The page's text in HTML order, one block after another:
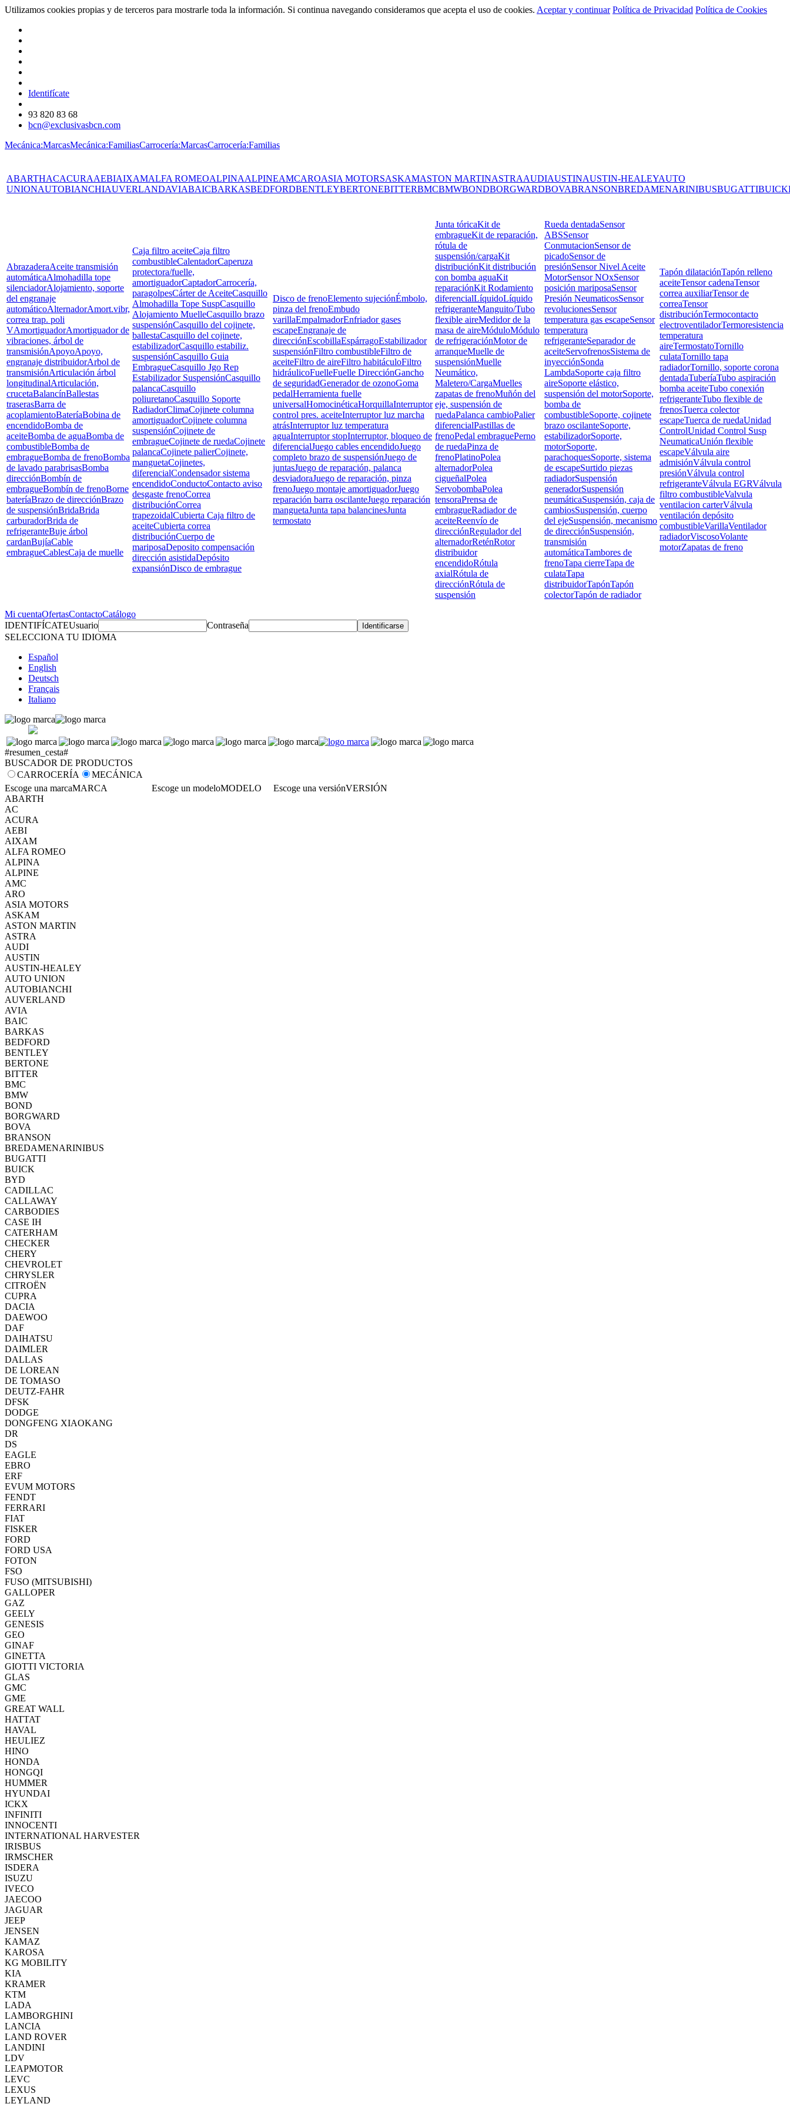
Utilizamos cookies propias y de terceros para mostrarle toda la información. Si continua navegando consideramos que acepta el uso de cookies. Aceptar y continuar Política de Privacidad Política de Cookies
Identifícate
93 820 83 68
bcn@exclusivasbcn.com
Mecánica:MarcasMecánica:FamiliasCarrocería:MarcasCarrocería:Familias
ABARTHACACURAAEBIAIXAMALFA ROMEOALPINAALPINEAMCAROASIA MOTORSASKAMASTON MARTINASTRAAUDIAUSTINAUSTIN-HEALEYAUTO
UNIONAUTOBIANCHIAUVERLANDAVIABAICBARKASBEDFORDBENTLEYBERTONEBITTERBMCBMWBONDBORGWARDBOVABRANSONBREDAMENARINIBUSBUGATTIBUICK
AbrazaderaAceite transmisión
automáticaAlmohadilla tope
silenciadorAlojamiento, soporte
del engranaje
automáticoAlternadorAmort.vibr,
correa trap. poli
VAmortiguadorAmortiguador de
vibraciones, árbol de
transmisiónApoyoApoyo,
engranaje distribuidorArbol de
transmisiónArticulación árbol
longitudinalArticulación,
crucetaBalancínBallestas
traserasBarra de
acoplamientoBateríaBobina de
encendidoBomba de
aceiteBomba de aguaBomba de
combustibleBomba de
embragueBomba de frenoBomba
de lavado parabrisasBomba
direcciónBombín de
embragueBombín de frenoBorne
bateríaBrazo de direcciónBrazo
de suspensiónBridaBrida
carburadorBrida de
refrigeranteBuje árbol
cardanBujíaCable
embragueCablesCaja de muelle
Caja filtro aceiteCaja filtro
combustibleCalentadorCaperuza
protectora/fuelle,
amortiguadorCaptadorCarrocería,
paragolpesCárter de AceiteCasquillo
Almohadilla Tope SuspCasquillo
Alojamiento MuelleCasquillo brazo
suspensiónCasquillo del cojinete,
ballestaCasquillo del cojinete,
estabilizadorCasquillo estabiliz.
suspensiónCasquillo Guia
EmbragueCasquillo Jgo Rep
Estabilizador SuspensiónCasquillo
palancaCasquillo
poliuretanoCasquillo Soporte
RadiadorClimaCojinete columna
amortiguadorCojinete columna
suspensiónCojinete de
embragueCojinete de ruedaCojinete
palancaCojinete palierCojinete,
manguetaCojinetes,
diferencialCondensador sistema
encendidoConductoContacto aviso
desgaste frenoCorrea
distribuciónCorrea
trapezoidalCubierta Caja filtro de
aceiteCubierta correa
distribuciónCuerpo de
mariposaDeposito compensación
dirección asistidaDepósito
expansiónDisco de embrague
Disco de frenoElemento sujeciónÉmbolo,
pinza del frenoEmbudo
varillaEmpalmadorEnfriador gases
escapeEngranaje de
direcciónEscobillaEspárragoEstabilizador
suspensiónFiltro combustibleFiltro de
aceiteFiltro de aireFiltro habitáculoFiltro
hidráulicoFuelleFuelle DirecciónGancho
de seguridadGenerador de ozonoGoma
pedalHerramienta fuelle
universalHomocinéticaHorquillaInterruptor
control pres. aceiteInterruptor luz marcha
atrásInterruptor luz temperatura
aguaInterruptor stopInterruptor, bloqueo de
diferencialJuego cables encendidoJuego
completo brazo de suspensiónJuego de
juntasJuego de reparación, palanca
desviadoraJuego de reparación, pinza
frenoJuego montaje amortiguadorJuego
reparación barra oscilanteJuego reparación
manguetaJunta tapa balancinesJunta
termostato
Junta tóricaKit de
embragueKit de reparación,
rótula de
suspensión/cargaKit
distribuciónKit distribución
con bomba aguaKit
reparaciónKit Rodamiento
diferencialLíquidoLíquido
refrigeranteManguito/Tubo
flexible aireMedidor de la
masa de aireMóduloMódulo
de refrigeraciónMotor de
arranqueMuelle de
suspensiónMuelle
Neumático,
Maletero/CargaMuelles
zapatas de frenoMuñón del
eje, suspensión de
ruedaPalanca cambioPalier
diferencialPastillas de
frenoPedal embraguePerno
de ruedaPinza de
frenoPlatinoPolea
alternadorPolea
cigueñalPolea
ServobombaPolea
tensoraPrensa de
embragueRadiador de
aceiteReenvío de
direcciónRegulador del
alternadorReténRotor
distribuidor
encendidoRótula
axialRótula de
direcciónRótula de
suspensión
Rueda dentadaSensor
ABSSensor
ConmutacionSensor de
picadoSensor de
presiónSensor Nivel Aceite
MotorSensor NOxSensor
posición mariposaSensor
Presión NeumaticosSensor
revolucionesSensor
temperatura gas escapeSensor
temperatura
refrigeranteSeparador de
aceiteServofrenosSistema de
inyecciónSonda
LambdaSoporte caja filtro
aireSoporte elástico,
suspensión del motorSoporte,
bomba de
combustibleSoporte, cojinete
brazo oscilanteSoporte,
estabilizadorSoporte,
motorSoporte,
parachoquesSoporte, sistema
de escapeSurtido piezas
radiadorSuspensión
generadorSuspensión
neumáticaSuspensión, caja de
cambiosSuspensión, cuerpo
del ejeSuspensión, mecanismo
de direcciónSuspensión,
transmisión
automáticaTambores de
frenoTapa cierreTapa de
culataTapa
distribuidorTapónTapón
colectorTapón de radiador
Tapón dilataciónTapón relleno
aceiteTensor cadenaTensor
correa auxiliarTensor de
correaTensor
distribuciónTermocontacto
electroventiladorTermoresistencia
temperatura
aireTermostatoTornillo
culataTornillo tapa
radiadorTornillo, soporte corona
dentadaTuberíaTubo aspiración
bomba aceiteTubo conexión
refrigeranteTubo flexible de
frenosTuerca colector
escapeTuerca de ruedaUnidad
ControlUnidad Control Susp
NeumaticaUnión flexible
escapeVálvula aire
admisiónVálvula control
presiónVálvula control
refrigeranteVálvula EGRVálvula
filtro combustibleValvula
ventilacion carterVálvula
ventilación depósito
combustibleVarillaVentilador
radiadorViscosoVolante
motorZapatas de freno
Mi cuentaOfertasContactoCatálogo
IDENTIFÍCATEUsuario
Contraseña
SELECCIONA TU IDIOMA
Español
English
Deutsch
Français
Italiano
#resumen_cesta#
BUSCADOR DE PRODUCTOS
CARROCERÍA
MECÁNICA
Escoge una marcaMARCA
ABARTH
AC
ACURA
AEBI
AIXAM
ALFA ROMEO
ALPINA
ALPINE
AMC
ARO
ASIA MOTORS
ASKAM
ASTON MARTIN
ASTRA
AUDI
AUSTIN
AUSTIN-HEALEY
AUTO UNION
AUTOBIANCHI
AUVERLAND
AVIA
BAIC
BARKAS
BEDFORD
BENTLEY
BERTONE
BITTER
BMC
BMW
BOND
BORGWARD
BOVA
BRANSON
BREDAMENARINIBUS
BUGATTI
BUICK
BYD
CADILLAC
CALLAWAY
CARBODIES
CASE IH
CATERHAM
CHECKER
CHERY
CHEVROLET
CHRYSLER
CITROËN
CUPRA
DACIA
DAEWOO
DAF
DAIHATSU
DAIMLER
DALLAS
DE LOREAN
DE TOMASO
DEUTZ-FAHR
DFSK
DODGE
DONGFENG XIAOKANG
DR
DS
EAGLE
EBRO
ERF
EVUM MOTORS
FENDT
FERRARI
FIAT
FISKER
FORD
FORD USA
FOTON
FSO
FUSO (MITSUBISHI)
GALLOPER
GAZ
GEELY
GENESIS
GEO
GINAF
GINETTA
GIOTTI VICTORIA
GLAS
GMC
GME
GREAT WALL
HATTAT
HAVAL
HEULIEZ
HINO
HONDA
HONGQI
HUMMER
HYUNDAI
ICKX
INFINITI
INNOCENTI
INTERNATIONAL HARVESTER
IRISBUS
IRMSCHER
ISDERA
ISUZU
IVECO
JAECOO
JAGUAR
JEEP
JENSEN
KAMAZ
KAROSA
KG MOBILITY
KIA
KRAMER
KTM
LADA
LAMBORGHINI
LANCIA
LAND ROVER
LANDINI
LDV
LEAPMOTOR
LEVC
LEXUS
LEYLAND
Escoge un modeloMODELO Escoge una versiónVERSIÓN